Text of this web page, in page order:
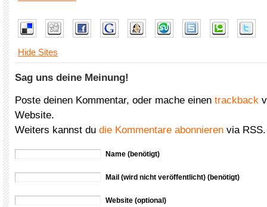
Hide Sites
Sag uns deine Meinung!
Poste deinen Kommentar, oder mache einen trackback
Website.
Weiters kannst du die Kommentare abonnieren via RSS.
Name (benötigt)
Mail (wird nicht veröffentlicht) (benötigt)
Website (optional)